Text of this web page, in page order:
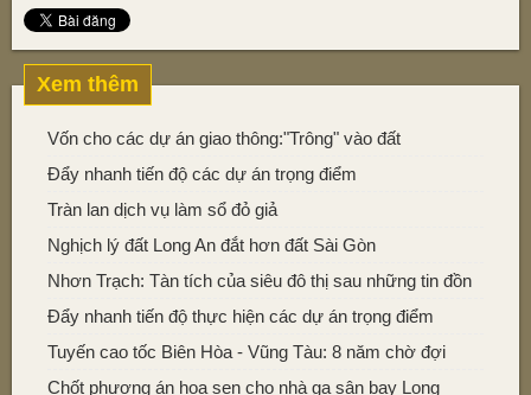
Xem thêm
Vốn cho các dự án giao thông:"Trông" vào đất
​Đẩy nhanh tiến độ các dự án trọng điểm
Tràn lan dịch vụ làm sổ đỏ giả
Nghịch lý đất Long An đắt hơn đất Sài Gòn
Nhơn Trạch: Tàn tích của siêu đô thị sau những tin đồn
Đẩy nhanh tiến độ thực hiện các dự án trọng điểm
Tuyến cao tốc Biên Hòa - Vũng Tàu: 8 năm chờ đợi
Chốt phương án hoa sen cho nhà ga sân bay Long